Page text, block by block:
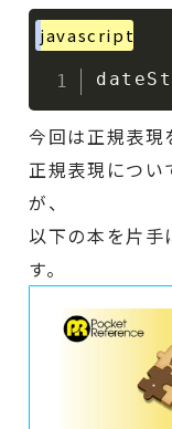
javascript
今回は正規表現
正規表現につい
が、
以下の本を片手
す。